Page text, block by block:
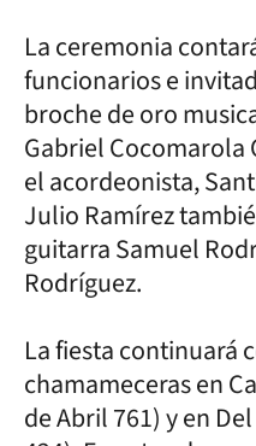
La ceremonia
funcionarios e
broche de oro
Gabriel
el acordeonista,
Julio Ramírez
guitarra Samuel
Rodríguez.
La fiesta continuará
chamameceras en
de Abril 761) y en